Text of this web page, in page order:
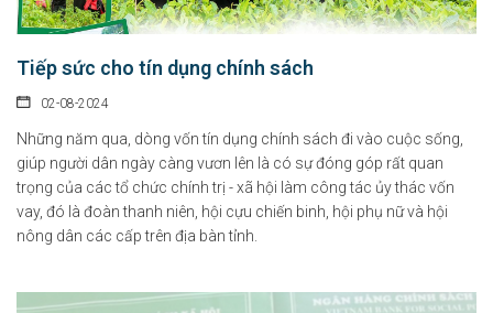
Tiếp sức cho tín dụng chính sách
02-08-2024
Những năm qua, dòng vốn tín dụng chính sách đi vào cuộc sống,
giúp người dân ngày càng vươn lên là có sự đóng góp rất quan
trọng của các tổ chức chính trị - xã hội làm công tác ủy thác vốn
vay, đó là đoàn thanh niên, hội cựu chiến binh, hội phụ nữ và hội
nông dân các cấp trên địa bàn tỉnh.